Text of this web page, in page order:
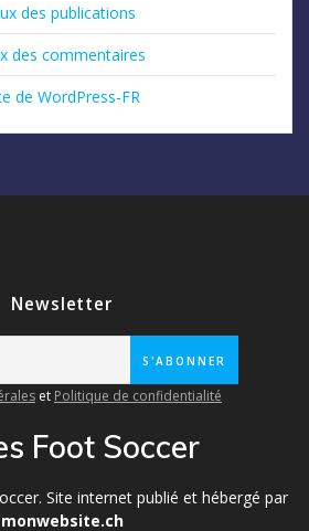
des publications
des commentaires
de WordPress-FR
Newsletter
et Politique de confidentialité
Foot Soccer
Site internet publié et hébergé par
monwebsite.ch